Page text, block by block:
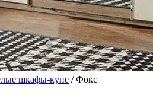
шкафы-купе / Фокс